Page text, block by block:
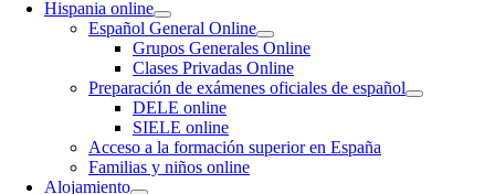
Hispania online
Español General Online
Grupos Generales Online
Clases Privadas Online
Preparación de exámenes oficiales de español
DELE online
SIELE online
Acceso a la formación superior en España
Familias y niños online
Alojamiento